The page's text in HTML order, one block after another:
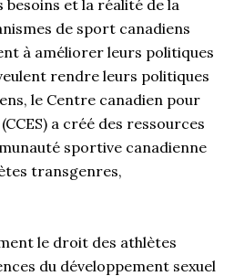
et la réalité de la
de sport canadiens
à améliorer leurs politiques
rendre leurs politiques
le Centre canadien pour
a créé des ressources
sportive canadienne
transgenres,
le droit des athlètes
du développement sexuel